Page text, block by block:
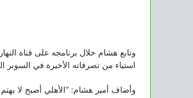
وتابع هشام خلال برنامجه على قناة
استياء من تصرفاته الأخيرة في السوبر
وأضاف أمير هشام: “الأهلي أصبح لا